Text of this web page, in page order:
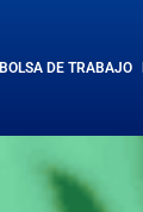
BOLSA DE TRABAJO